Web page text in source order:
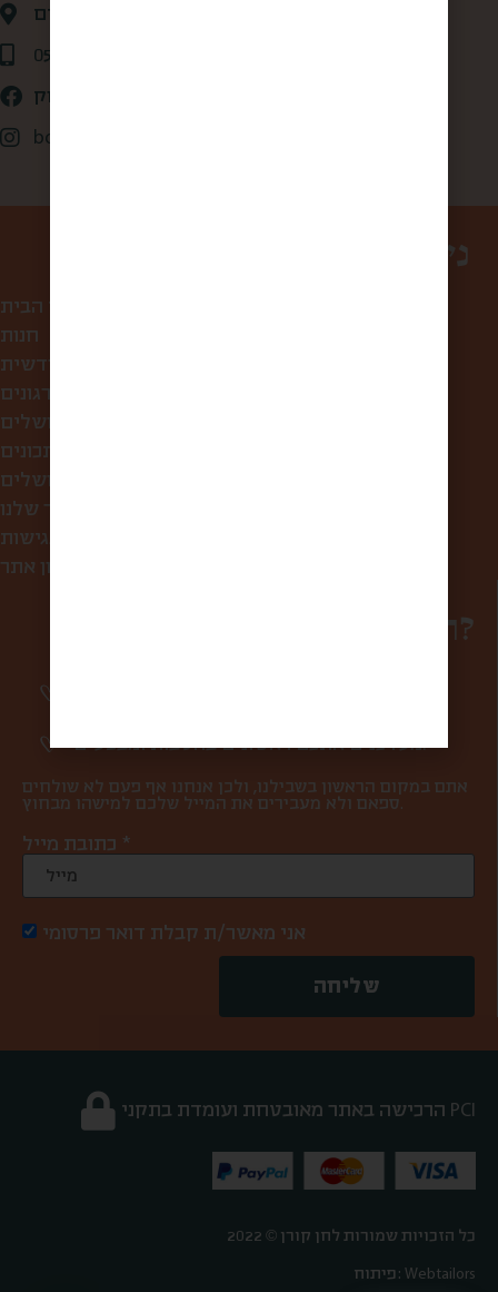
0507875684
קופסא מהשוק
box_from_jerusalem
ניווט באתר
עמוד הבית
חנות
קופסת הפתעה חודשית
לחברות ולארגונים
סיורי אוכל בירושלים
מתכונים
הסיפור שלנו
הצהרת נגישות
תקנון אתר
רוצים להפוך למשפחה?
מעדכנים אתכם ראשונים בהטבות ומבצעים.
אתם במקום הראשון בשבילנו, ולכן אנחנו אף פעם לא שולחים
ספאם ולא מעבירים את המייל שלכם למישהו מבחוץ.
כתובת מייל *
אני מאשר/ת קבלת דואר פרסומי
שליחה
הרכישה באתר מאובטחת ועומדת בתקני PCI
כל הזכויות שמורות לחן קורן © 2022
פיתוח: Webtailors